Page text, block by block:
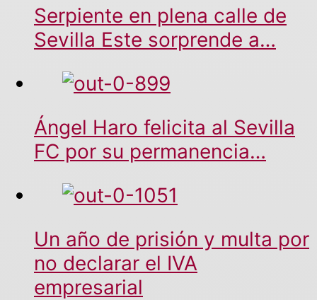
Serpiente en plena calle de
Sevilla Este sorprende a…
Ángel Haro felicita al Sevilla
FC por su permanencia…
Un año de prisión y multa por
no declarar el IVA
empresarial